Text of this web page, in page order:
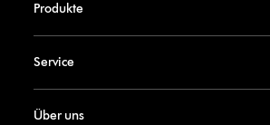
Produkte
Service
Über uns